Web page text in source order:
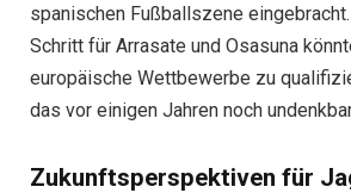
spanischen Fußballszene
Schritt für Arrasate und Osasuna
europäische Wettbewerbe zu
das vor einigen Jahren noch
Zukunftsperspektiven für